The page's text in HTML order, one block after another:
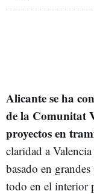
Alicante se ha
de la Comunitat
proyectos en
claridad a
basado en
todo en el interior